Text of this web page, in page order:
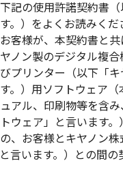
記の使用許諾契約書
。）をよくお読みくだ
客様が、本契約書と
ノン製のデジタル複
プリンター（以下「キ
。）用ソフトウェア
アル、印刷物等を含
トウェア」と言います
、お客様とキヤノン
言います。）との間の